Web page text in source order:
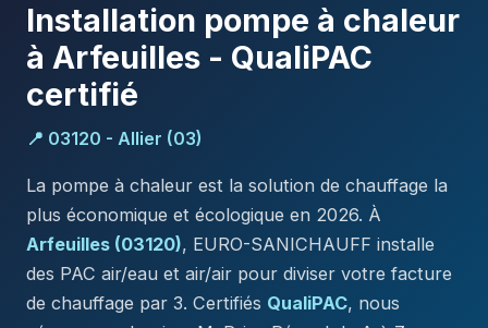
Installation pompe à chaleur
à Arfeuilles - QualiPAC
certifié
📍 03120 - Allier (03)
La pompe à chaleur est la solution de chauffage la
plus économique et écologique en 2026. À
Arfeuilles (03120), EURO-SANICHAUFF installe
des PAC air/eau et air/air pour diviser votre facture
de chauffage par 3. Certifiés QualiPAC, nous